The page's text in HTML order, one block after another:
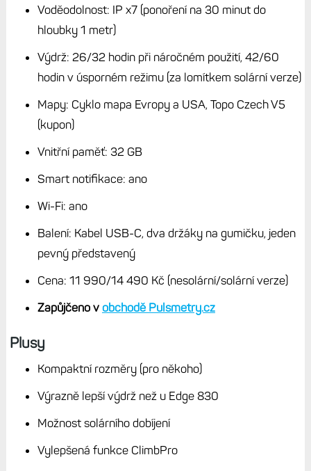
nechyběla do doby, než jsem si zkusil Edge 840. Aktuálně
mám Edge 1040 se solárem a pokud bych si kupoval tuto
odlesků, jakou má testovaná navigace Edge 840, se mi
prostě líbí.
Stručné parametry Edge 840/840
Solar
Rozměry: 57,8 × 85,1 × 19,6 mm
Rozlišení displeje: 246 × 322 px
Glonass, Galileo
Voděodolnost: IP x7 (ponoření na 30 minut do
hloubky 1 metr)
Výdrž: 26/32 hodin při náročném použití, 42/60